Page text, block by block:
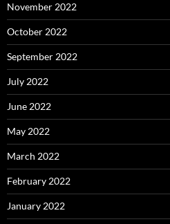
November 2022
October 2022
September 2022
July 2022
June 2022
May 2022
March 2022
February 2022
January 2022